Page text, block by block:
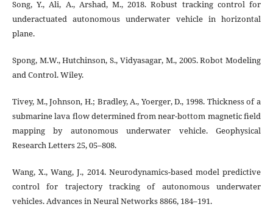
Song, Y., Ali, A., Arshad, M., 2018. Robust tracking control for
underactuated autonomous underwater vehicle in horizontal
plane.
Spong, M.W., Hutchinson, S., Vidyasagar, M., 2005. Robot Modeling
and Control. Wiley.
Tivey, M., Johnson, H.; Bradley, A., Yoerger, D., 1998. Thickness of a
submarine lava ﬂow determined from near-bottom magnetic ﬁeld
mapping by autonomous underwater vehicle. Geophysical
Research Letters 25, 05–808.
Wang, X., Wang, J., 2014. Neurodynamics-based model predictive
control for trajectory tracking of autonomous underwater
vehicles. Advances in Neural Networks 8866, 184–191.